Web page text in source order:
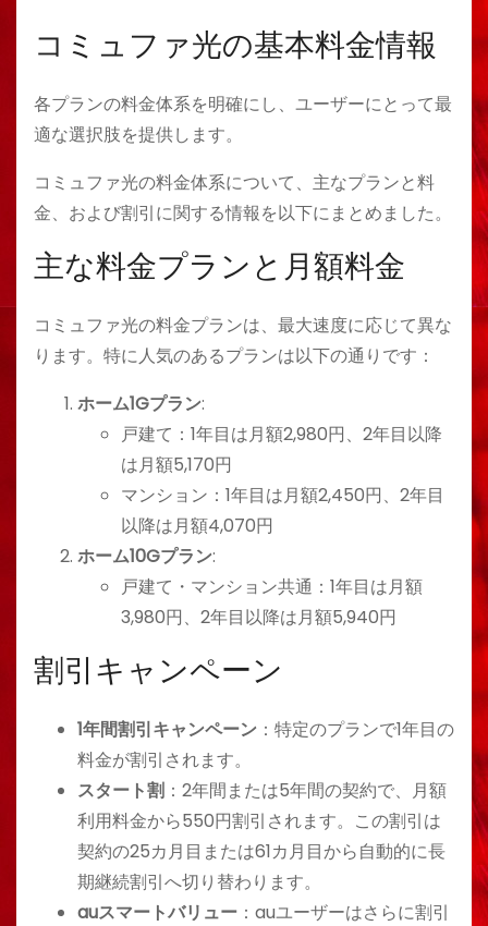
コミュファ光の基本料金情報
各プランの料金体系を明確にし、ユーザーにとって最
適な選択肢を提供します。
コミュファ光の料金体系について、主なプランと料
金、および割引に関する情報を以下にまとめました。
主な料金プランと月額料金
コミュファ光の料金プランは、最大速度に応じて異な
ります。特に人気のあるプランは以下の通りです：
ホーム1Gプラン:
戸建て：1年目は月額2,980円、2年目以降
は月額5,170円
マンション：1年目は月額2,450円、2年目
以降は月額4,070円
ホーム10Gプラン:
戸建て・マンション共通：1年目は月額
3,980円、2年目以降は月額5,940円
割引キャンペーン
1年間割引キャンペーン ：特定のプランで1年目の
料金が割引されます。
スタート割 ：2年間または5年間の契約で、月額
利用料金から550円割引されます。この割引は
契約の25カ月目または61カ月目から自動的に長
期継続割引へ切り替わります。
auスマートバリュー ：auユーザーはさらに割引